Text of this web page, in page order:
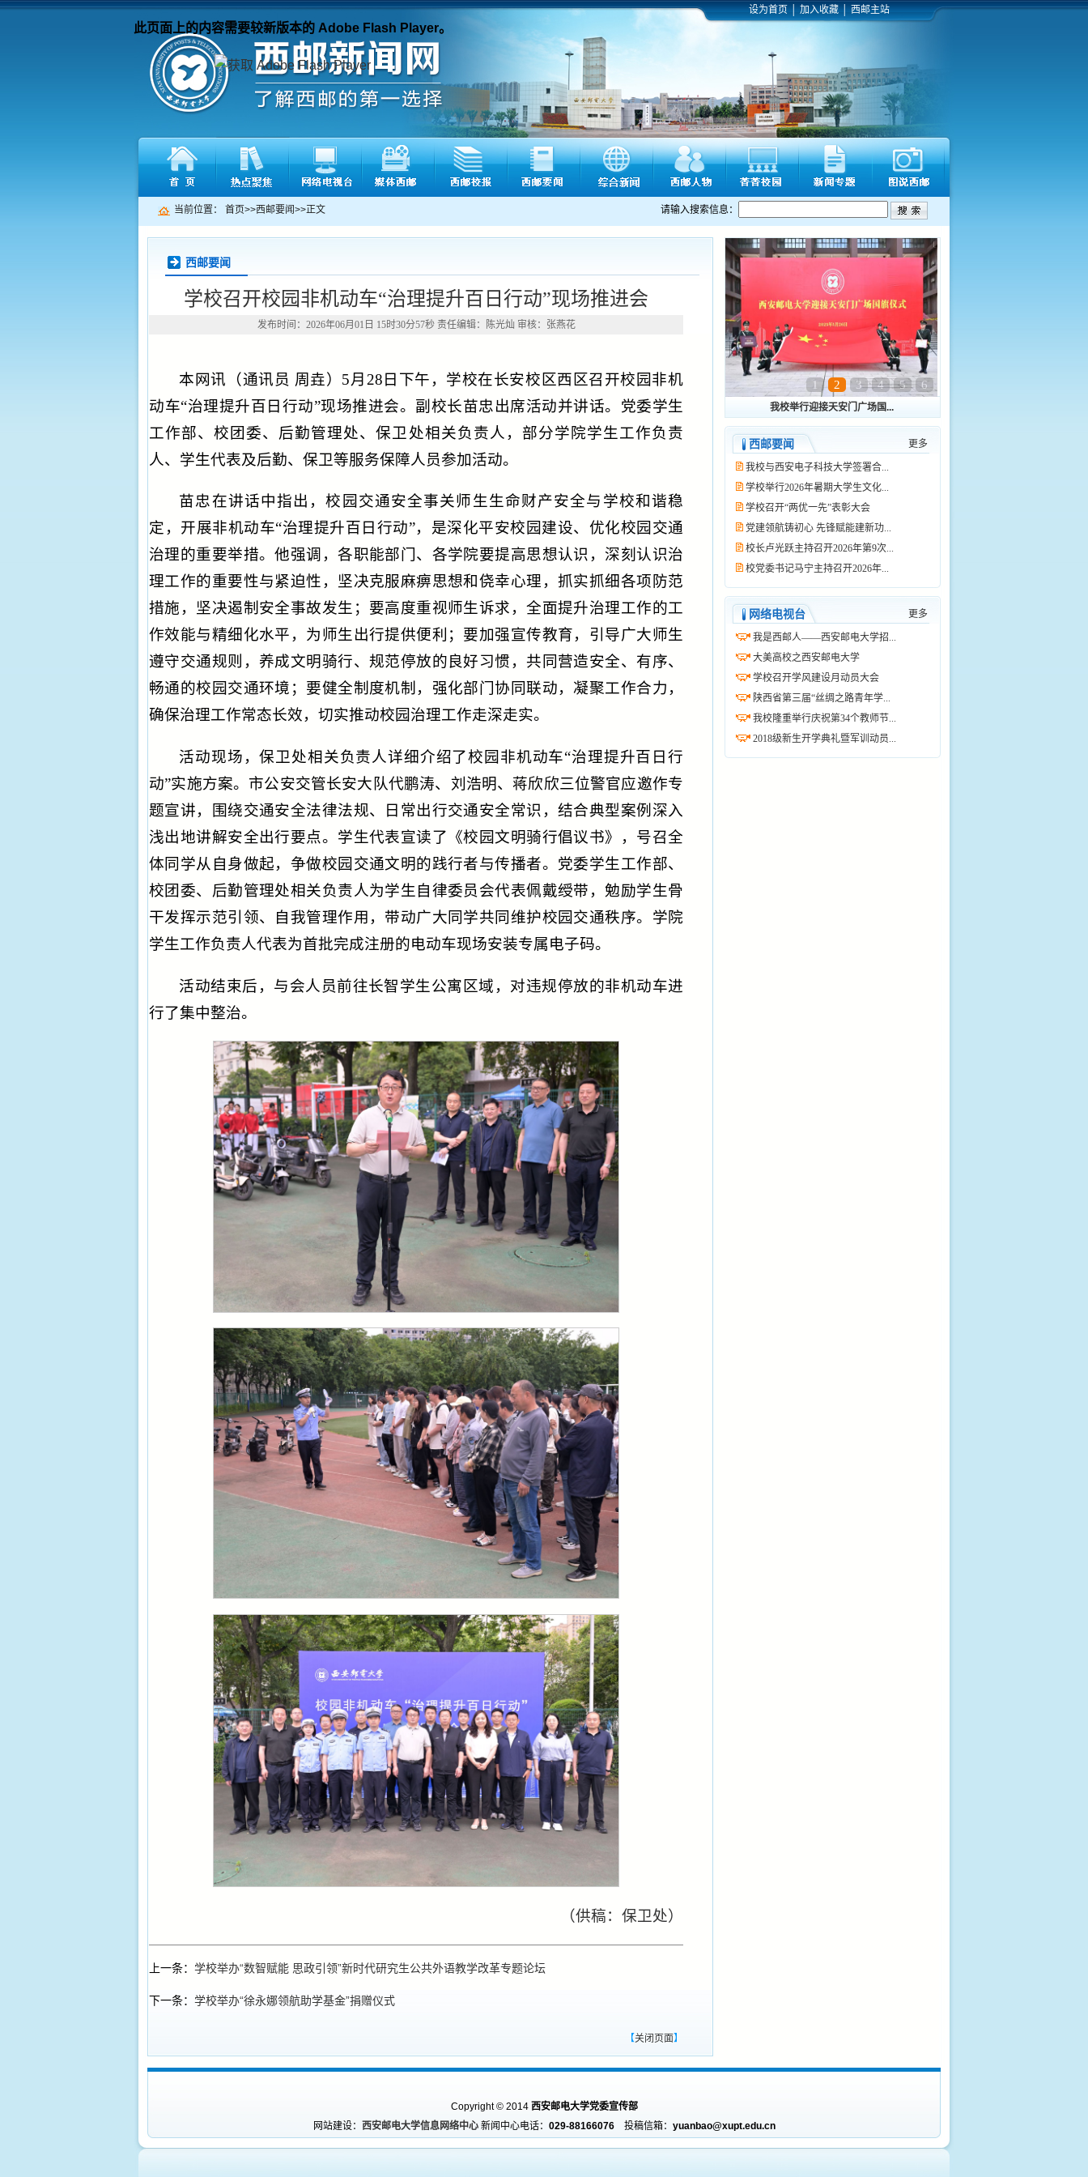
设为首页│加入收藏│西邮主站
此页面上的内容需要较新版本的 Adobe Flash Player。
当前位置： 首页>>西邮要闻>>正文 请输入搜索信息：
西邮要闻
学校召开校园非机动车“治理提升百日行动”现场推进会
发布时间：2026年06月01日 15时30分57秒 责任编辑：陈光灿 审核：张燕花
本网讯 （通讯员 周垚） 5月28日下午，学校在长安校区西区召开校园非机
动车“治理提升百日行动”现场推进会。副校长苗忠出席活动并讲话。党委学生
工作部、校团委、后勤管理处、保卫处相关负责人，部分学院学生工作负责
人、学生代表及后勤、保卫等服务保障人员参加活动。
苗忠在讲话中指出，校园交通安全事关师生生命财产安全与学校和谐稳
定，开展非机动车“治理提升百日行动”，是深化平安校园建设、优化校园交通
治理的重要举措。他强调，各职能部门、各学院要提高思想认识，深刻认识治
理工作的重要性与紧迫性，坚决克服麻痹思想和侥幸心理，抓实抓细各项防范
措施，坚决遏制安全事故发生；要高度重视师生诉求，全面提升治理工作的工
作效能与精细化水平，为师生出行提供便利；要加强宣传教育，引导广大师生
遵守交通规则，养成文明骑行、规范停放的良好习惯，共同营造安全、有序、
畅通的校园交通环境；要健全制度机制，强化部门协同联动，凝聚工作合力，
确保治理工作常态长效，切实推动校园治理工作走深走实。
活动现场，保卫处相关负责人详细介绍了校园非机动车“治理提升百日行
动”实施方案。市公安交管长安大队代鹏涛、刘浩明、蒋欣欣三位警官应邀作专
题宣讲，围绕交通安全法律法规、日常出行交通安全常识，结合典型案例深入
浅出地讲解安全出行要点。学生代表宣读了《校园文明骑行倡议书》，号召全
体同学从自身做起，争做校园交通文明的践行者与传播者。党委学生工作部、
校团委、后勤管理处相关负责人为学生自律委员会代表佩戴绶带，勉励学生骨
干发挥示范引领、自我管理作用，带动广大同学共同维护校园交通秩序。学院
学生工作负责人代表为首批完成注册的电动车现场安装专属电子码。
活动结束后，与会人员前往长智学生公寓区域，对违规停放的非机动车进
行了集中整治。
（供稿：保卫处）
上一条： 学校举办“数智赋能 思政引领”新时代研究生公共外语教学改革专题论坛
下一条： 学校举办“徐永娜领航助学基金”捐赠仪式
【关闭页面】
1 2 3 4 5 6
我校举行迎接天安门广场国...
西邮要闻 更多
我校与西安电子科技大学签署合...
学校举行2026年暑期大学生文化...
学校召开“两优一先”表彰大会
党建领航铸初心 先锋赋能建新功...
校长卢光跃主持召开2026年第9次...
校党委书记马宁主持召开2026年...
网络电视台 更多
我是西邮人——西安邮电大学招...
大美高校之西安邮电大学
学校召开学风建设月动员大会
陕西省第三届“丝绸之路青年学...
我校隆重举行庆祝第34个教师节...
2018级新生开学典礼暨军训动员...
Copyright © 2014 西安邮电大学党委宣传部
网站建设： 西安邮电大学信息网络中心新闻中心电话： 029-88166076投稿信箱： yuanbao@xupt.edu.cn